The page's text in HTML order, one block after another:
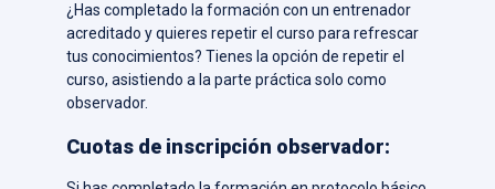
¿Has completado la formación con un entrenador
acreditado y quieres repetir el curso para refrescar
tus conocimientos? Tienes la opción de repetir el
curso, asistiendo a la parte práctica solo como
observador.
Cuotas de inscripción observador: